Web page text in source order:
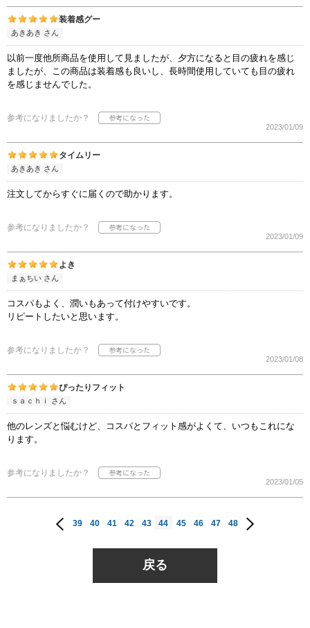
装着感グー
あきあき さん
以前一度他所商品を使用して見ましたが、夕方になると目の疲れを感じ
ましたが、この商品は装着感も良いし、長時間使用していても目の疲れ
を感じませんでした。
参考になりましたか？
2023/01/09
タイムリー
あきあき さん
注文してからすぐに届くので助かります。
参考になりましたか？
2023/01/09
よき
まぁちい さん
コスパもよく、潤いもあって付けやすいです。
リピートしたいと思います。
参考になりましたか？
2023/01/08
ぴったりフィット
ｓａｃｈｉ さん
他のレンズと悩むけど、コスパとフィット感がよくて、いつもこれにな
ります。
参考になりましたか？
2023/01/05
39 40 41 42 43 44 45 46 47 48
戻る